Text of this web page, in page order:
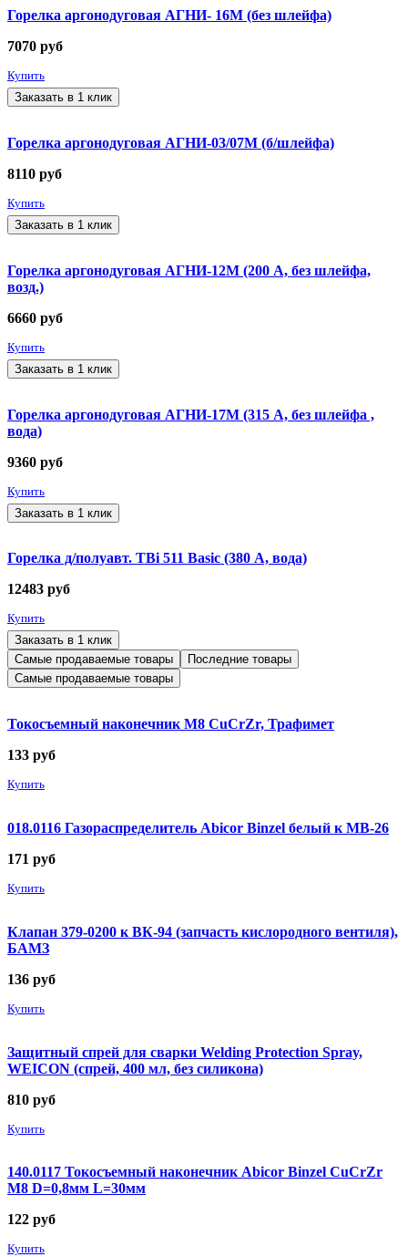
Горелка аргонодуговая АГНИ- 16М (без шлейфа)
7070 руб
Купить
Заказать в 1 клик
Горелка аргонодуговая АГНИ-03/07М (б/шлейфа)
8110 руб
Купить
Заказать в 1 клик
Горелка аргонодуговая АГНИ-12М (200 А, без шлейфа,
возд.)
6660 руб
Купить
Заказать в 1 клик
Горелка аргонодуговая АГНИ-17М (315 А, без шлейфа ,
вода)
9360 руб
Купить
Заказать в 1 клик
Горелка д/полуавт. TBi 511 Basic (380 А, вода)
12483 руб
Купить
Заказать в 1 клик
Самые продаваемые товары
Последние товары
Самые продаваемые товары
Токосъемный наконечник М8 CuCrZr, Трафимет
133 руб
Купить
018.0116 Газораспределитель Abicor Binzel белый к MB-26
171 руб
Купить
Клапан 379-0200 к ВК-94 (запчасть кислородного вентиля),
БАМЗ
136 руб
Купить
Защитный спрей для сварки Welding Protection Spray,
WEICON (спрей, 400 мл, без силикона)
810 руб
Купить
140.0117 Токосъемный наконечник Abicor Binzel CuCrZr
М8 D=0,8мм L=30мм
122 руб
Купить